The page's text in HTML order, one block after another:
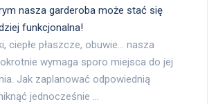
nasza garderoba może stać się
funkcjonalna!
ciepłe płaszcze, obuwie… nasza
wymaga sporo miejsca do jej
Jak zaplanować odpowiednią
jednocześnie …